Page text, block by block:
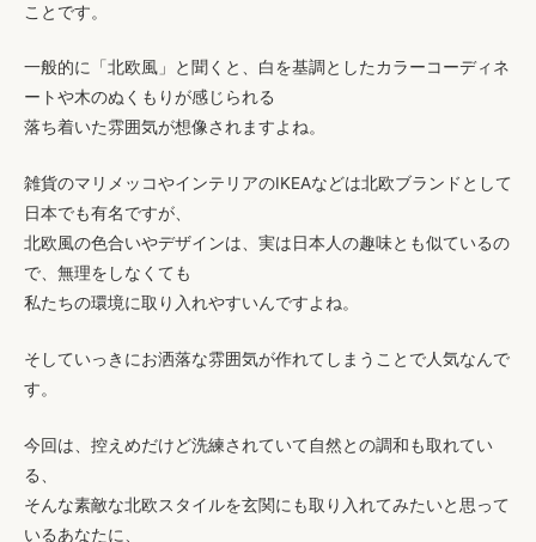
ことです。
一般的に「北欧風」と聞くと、 白を基調としたカラーコーディネ
ートや木のぬくもりが感じられる
落ち着いた雰囲気が想像されますよね。
雑貨のマリメッコやインテリアのIKEAなどは北欧ブランドとして
日本でも有名ですが、
北欧風の色合いやデザインは、実は日本人の趣味とも似ているの
で、無理をしなくても
私たちの環境に取り入れやすいんですよね。
そしていっきにお洒落な雰囲気が作れてしまうことで人気なんで
す。
今回は、 控えめだけど洗練されていて自然との調和も取れてい
る
そんな素敵な北欧スタイルを玄関にも取り入れてみたいと思って
いるあなたに、